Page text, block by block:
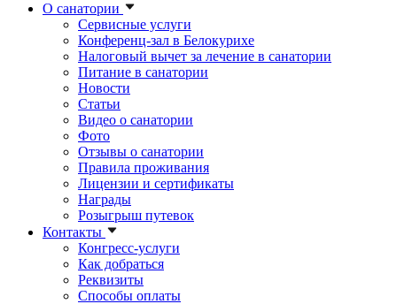
О санатории
Сервисные услуги
Конференц-зал в Белокурихе
Налоговый вычет за лечение в санатории
Питание в санатории
Новости
Статьи
Видео о санатории
Фото
Отзывы о санатории
Правила проживания
Лицензии и сертификаты
Награды
Розыгрыш путевок
Контакты
Конгресс-услуги
Как добраться
Реквизиты
Способы оплаты